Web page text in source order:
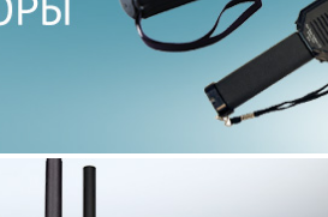
к защитным